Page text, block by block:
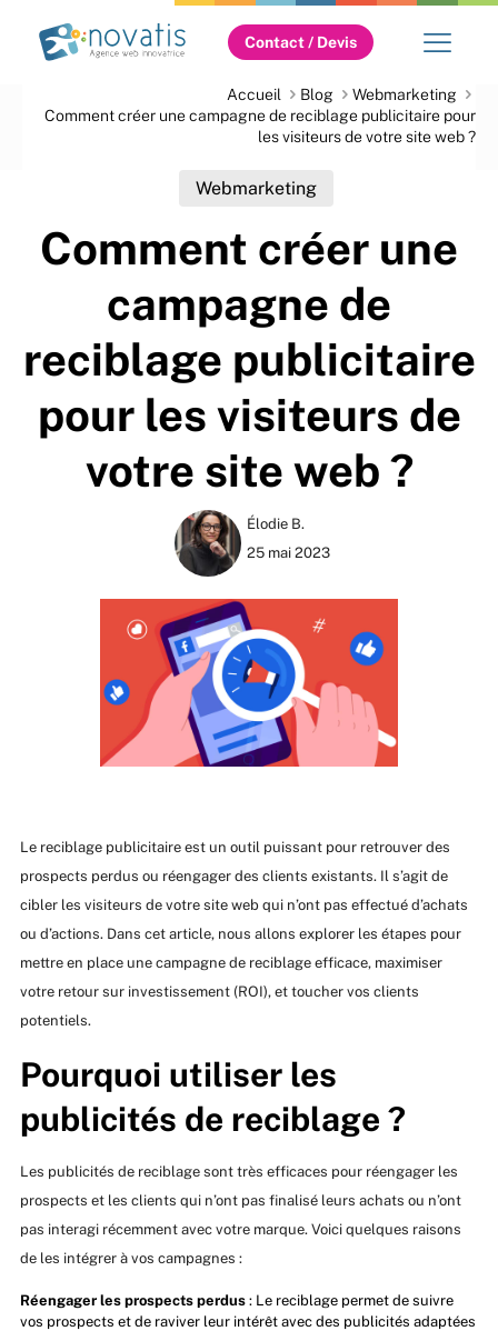
Contact / Devis
Accueil Blog
Webmarketing
Comment créer une campagne de reciblage publicitaire pour
les visiteurs de votre site web ?
Webmarketing
Comment créer une
campagne de
reciblage publicitaire
pour les visiteurs de
votre site web ?
Élodie B.
25 mai 2023
Le reciblage publicitaire est un outil puissant pour retrouver des
prospects perdus ou réengager des clients existants. Il s’agit de
cibler les visiteurs de votre site web qui n’ont pas effectué d’achats
ou d’actions. Dans cet article, nous allons explorer les étapes pour
mettre en place une campagne de reciblage efficace, maximiser
votre retour sur investissement (ROI), et toucher vos clients
potentiels.
Pourquoi utiliser les
publicités de reciblage ?
Les publicités de reciblage sont très efficaces pour réengager les
prospects et les clients qui n’ont pas finalisé leurs achats ou n’ont
pas interagi récemment avec votre marque. Voici quelques raisons
de les intégrer à vos campagnes :
Réengager les prospects perdus: Le reciblage permet de suivre
vos prospects et de raviver leur intérêt avec des publicités adaptées